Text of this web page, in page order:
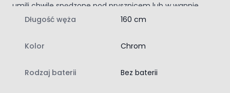
umili chwile spędzone pod prysznicem lub w wannie.
Geometryczny kształt słuchawki oraz jej kolor będą
Oltens Alling 60 drążek
(37300100)
Długość węża 160 cm
Kolor Chrom
Rodzaj baterii Bez baterii